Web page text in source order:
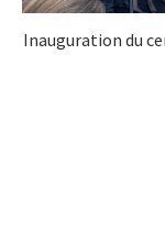
Inauguration du